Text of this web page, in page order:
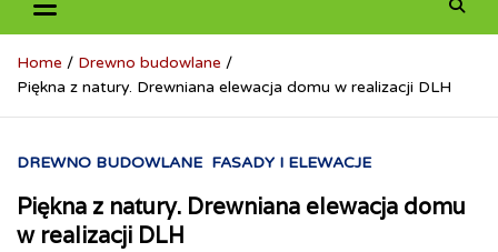
Home
Drewno budowlane
Piękna z natury. Drewniana elewacja domu w realizacji DLH
DREWNO BUDOWLANE FASADY I ELEWACJE
Piękna z natury. Drewniana elewacja domu
w realizacji DLH